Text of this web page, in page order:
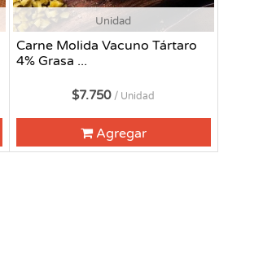
Unidad
Carne Molida Vacuno Tártaro
4% Grasa ...
$7.750 / Unidad
Agregar